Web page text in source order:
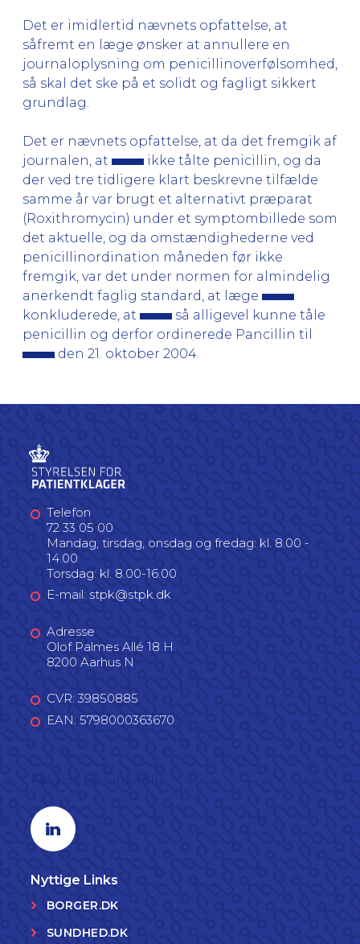
Det er imidlertid nævnets opfattelse, at
såfremt en læge ønsker at annullere en
journaloplysning om penicillinoverfølsomhed,
så skal det ske på et solidt og fagligt sikkert
grundlag.
Det er nævnets opfattelse, at da det fremgik af
journalen, at
ikke tålte penicillin, og da
der ved tre tidligere klart beskrevne tilfælde
samme år var brugt et alternativt præparat
(Roxithromycin) under et symptombillede som
det aktuelle, og da omstændighederne ved
penicillinordination måneden før ikke
fremgik, var det under normen for almindelig
anerkendt faglig standard, at læge
konkluderede, at
så alligevel kunne tåle
penicillin og derfor ordinerede Pancillin til
den 21. oktober 2004.
Telefon
72 33 05 00
Mandag, tirsdag, onsdag og fredag: kl. 8.00 -
14.00
Torsdag: kl. 8.00-16.00
E-mail: stpk@stpk.dk
Adresse
Olof Palmes Allé 18 H
8200 Aarhus N
CVR: 39850885
EAN: 5798000363670
Linkedin profil
Nyttige Links
BORGER.DK
SUNDHED.DK